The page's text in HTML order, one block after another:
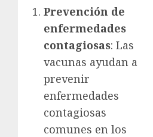
Prevención de
enfermedades
contagiosas: Las
vacunas ayudan a
prevenir
enfermedades
contagiosas
comunes en los